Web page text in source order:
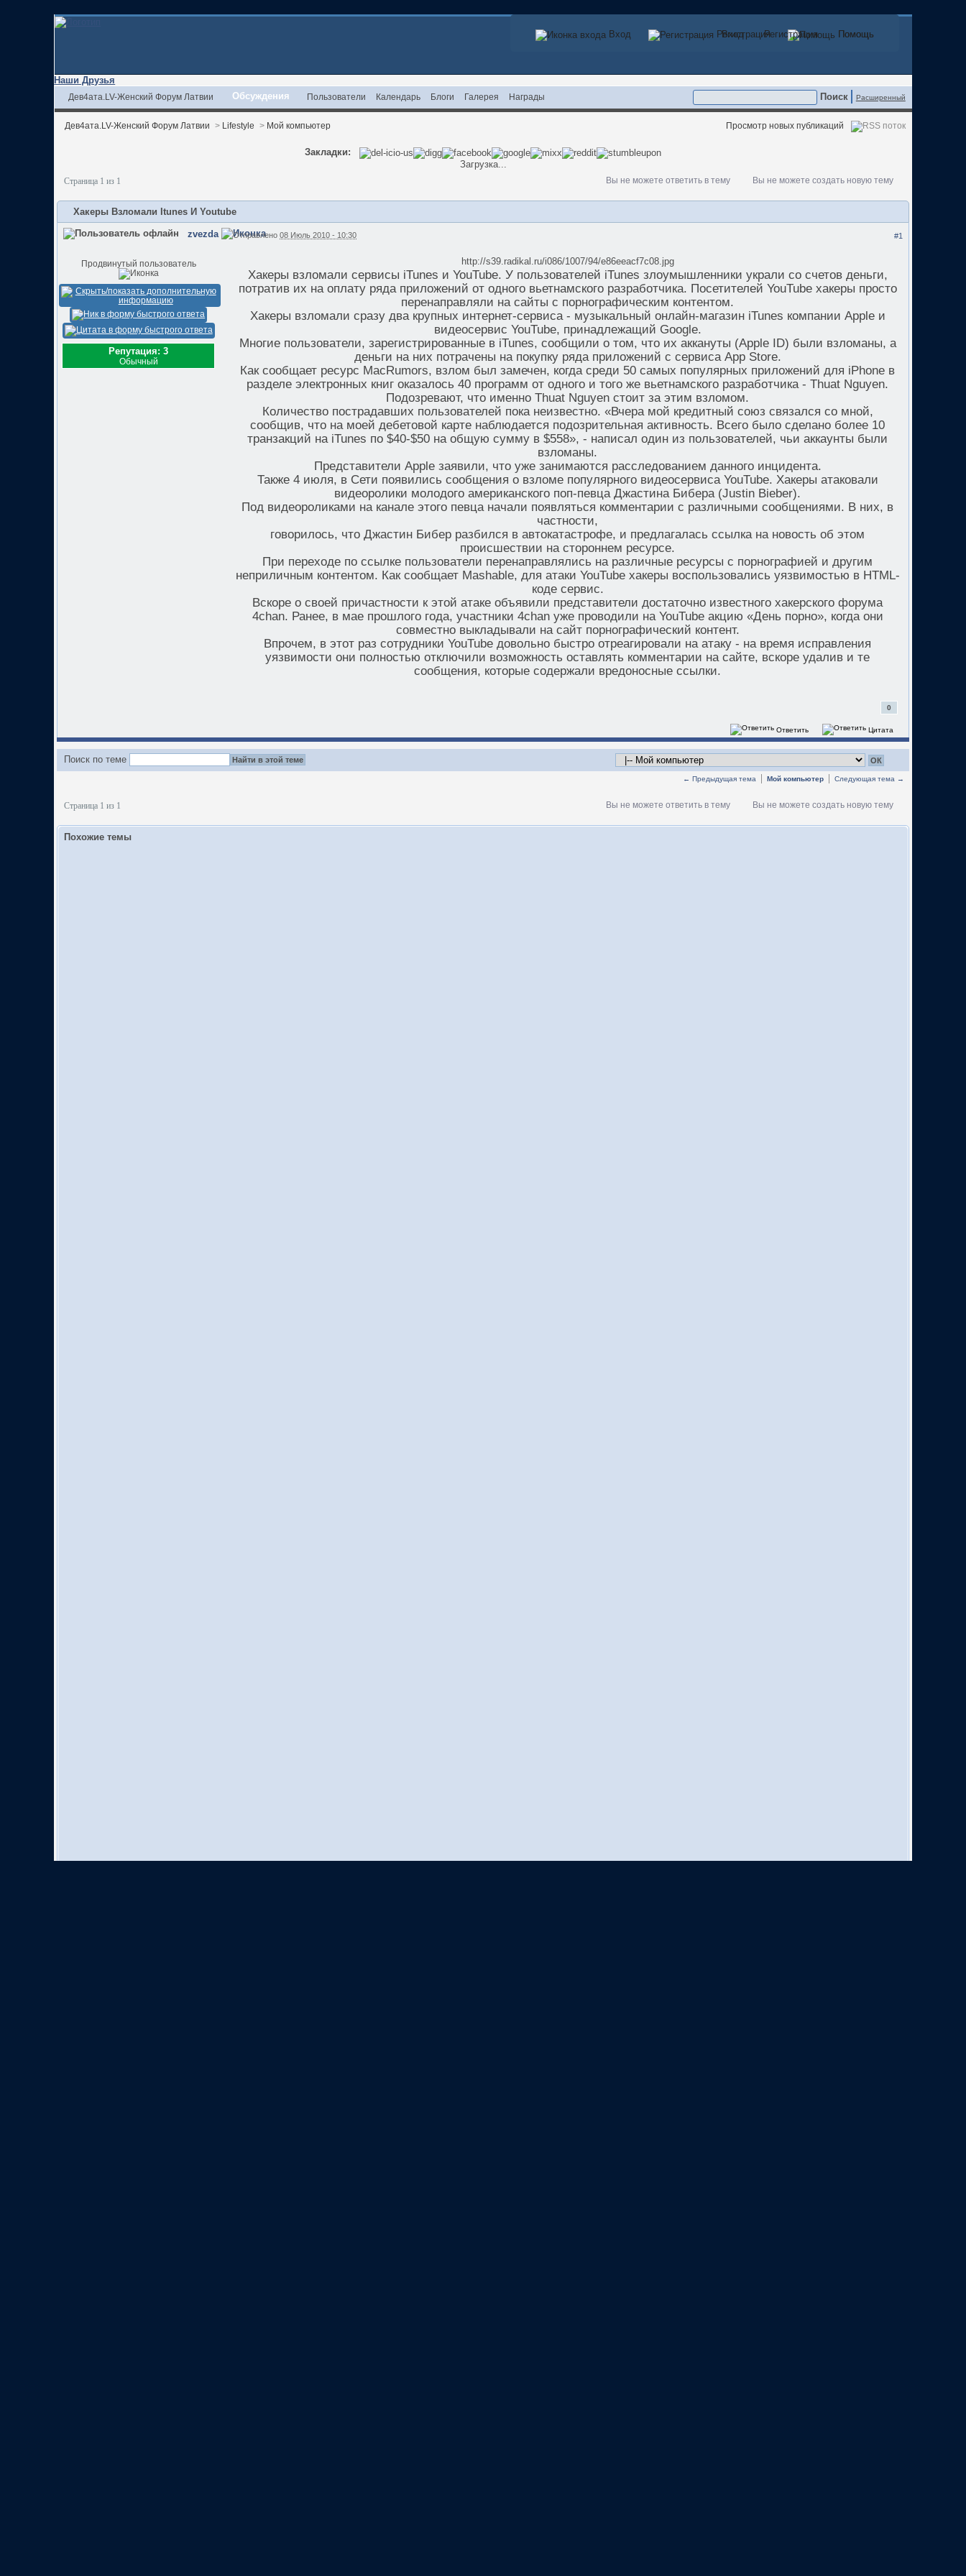
Вход Регистрация Помощь
Вход Регистрация Помощь
Наши Друзья
Расширенный
Дев4ата.LV-Женский Форум Латвии Обсуждения Пользователи Календарь Блоги Галерея Награды
Дев4ата.LV-Женский Форум Латвии > Lifestyle > Мой компьютер Просмотр новых публикаций
Закладки:
Загрузка...
Страница 1 из 1 Вы не можете создать новую тему
Вы не можете ответить в тему
Хакеры Взломали Itunes И Youtube
#1
zvezda
Продвинутый пользователь
Репутация: 3
Обычный
Отправлено08 Июль 2010 - 10:30
http://s39.radikal.ru/i086/1007/94/e86eeacf7c08.jpg
Хакеры взломали сервисы iTunes и YouTube. У пользователей iTunes злоумышленники украли со счетов деньги,
потратив их на оплату ряда приложений от одного вьетнамского разработчика. Посетителей YouTube хакеры просто
перенаправляли на сайты с порнографическим контентом.
Хакеры взломали сразу два крупных интернет-сервиса - музыкальный онлайн-магазин iTunes компании Apple и
видеосервис YouTube, принадлежащий Google.
Многие пользователи, зарегистрированные в iTunes, сообщили о том, что их аккануты (Apple ID) были взломаны, а
деньги на них потрачены на покупку ряда приложений с сервиса App Store.
Как сообщает ресурс MacRumors, взлом был замечен, когда среди 50 самых популярных приложений для iPhone в
разделе электронных книг оказалось 40 программ от одного и того же вьетнамского разработчика - Thuat Nguyen.
Подозревают, что именно Thuat Nguyen стоит за этим взломом.
Количество пострадавших пользователей пока неизвестно. «Вчера мой кредитный союз связался со мной,
сообщив, что на моей дебетовой карте наблюдается подозрительная активность. Всего было сделано более 10
транзакций на iTunes по $40-$50 на общую сумму в $558», - написал один из пользователей, чьи аккаунты были
взломаны.
Представители Apple заявили, что уже занимаются расследованием данного инцидента.
Также 4 июля, в Сети появились сообщения о взломе популярного видеосервиса YouTube. Хакеры атаковали
видеоролики молодого американского поп-певца Джастина Бибера (Justin Bieber).
Под видеороликами на канале этого певца начали появляться комментарии с различными сообщениями. В них, в
частности,
говорилось, что Джастин Бибер разбился в автокатастрофе, и предлагалась ссылка на новость об этом
происшествии на стороннем ресурсе.
При переходе по ссылке пользователи перенаправлялись на различные ресурсы с порнографией и другим
неприличным контентом. Как сообщает Mashable, для атаки YouTube хакеры воспользовались уязвимостью в HTML-
коде сервис.
Вскоре о своей причастности к этой атаке объявили представители достаточно известного хакерского форума
4chan. Ранее, в мае прошлого года, участники 4chan уже проводили на YouTube акцию «День порно», когда они
совместно выкладывали на сайт порнографический контент.
Впрочем, в этот раз сотрудники YouTube довольно быстро отреагировали на атаку - на время исправления
уязвимости они полностью отключили возможность оставлять комментарии на сайте, вскоре удалив и те
сообщения, которые содержали вредоносные ссылки.
0
Цитата
Ответить
Поиск по теме
← Предыдущая тема Мой компьютер Следующая тема →
Страница 1 из 1 Вы не можете создать новую тему
Вы не можете ответить в тему
Похожие темы